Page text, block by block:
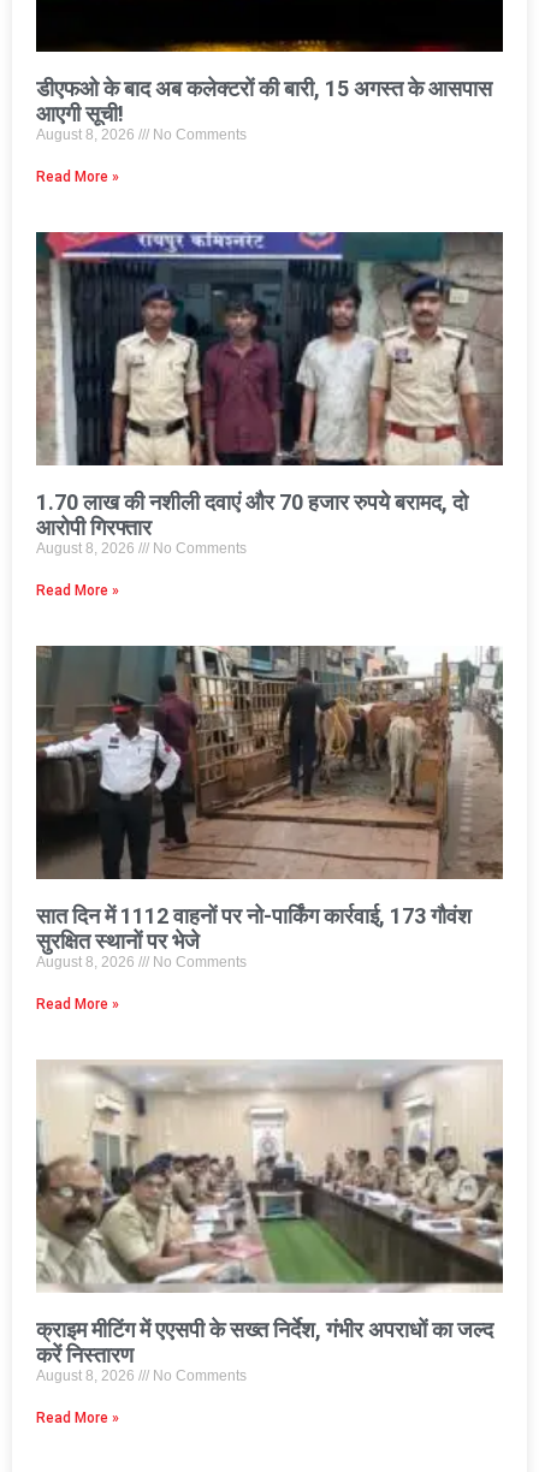
डीएफओ के बाद अब कलेक्टरों की बारी, 15 अगस्त के आसपास
आएगी सूची!
August 8, 2026 No Comments
Read More »
1.70 लाख की नशीली दवाएं और 70 हजार रुपये बरामद, दो
आरोपी गिरफ्तार
August 8, 2026 No Comments
Read More »
सात दिन में 1112 वाहनों पर नो-पार्किंग कार्रवाई, 173 गौवंश
सुरक्षित स्थानों पर भेजे
August 8, 2026 No Comments
Read More »
क्राइम मीटिंग में एएसपी के सख्त निर्देश, गंभीर अपराधों का जल्द
करें निस्तारण
August 8, 2026 No Comments
Read More »